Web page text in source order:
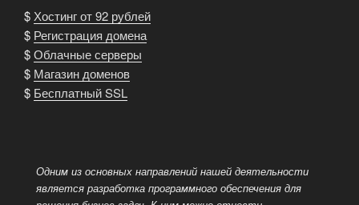
$ Хостинг от 92 рублей
$ Регистрация домена
$Облачные серверы
$ Магазин доменов
$ Бесплатный SSL
Одним из основных направлений нашей деятельности
является разработка программного обеспечения для